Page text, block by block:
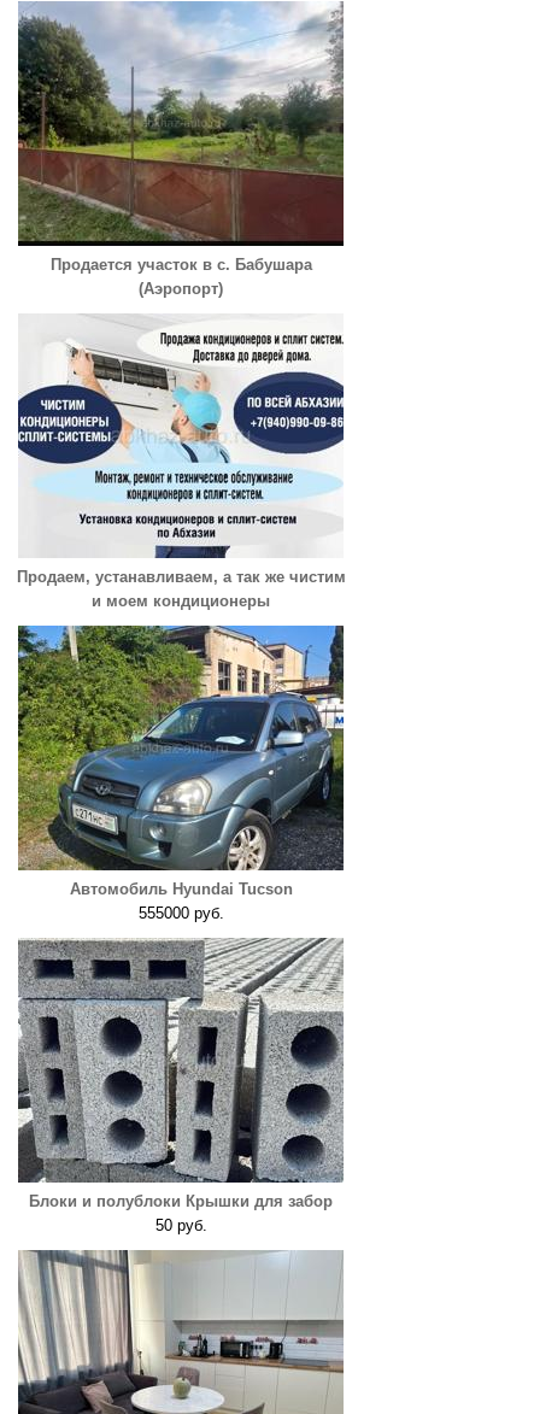
Продается участок в с. Бабушара
(Аэропорт)
Продаем, устанавливаем, а так же чистим
и моем кондиционеры
Автомобиль Hyundai Tucson
555000 руб.
Блоки и полублоки Крышки для забор
50 руб.